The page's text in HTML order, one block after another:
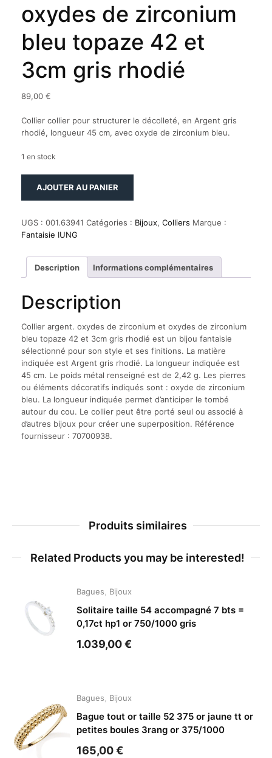
oxydes de zirconium
bleu topaze 42 et
3cm gris rhodié
89,00 €
Collier collier pour structurer le décolleté, en Argent gris
rhodié, longueur 45 cm, avec oxyde de zirconium bleu.
1 en stock
oxydes
de
oxydes
zirconium
topaze
42
et
3cm
gris
rhodié
AJOUTER AU PANIER
UGS : 001.63941 Catégories : Bijoux, Colliers Marque :
Fantaisie IUNG
Description Informations complémentaires
Description
Collier argent. oxydes de zirconium et oxydes de zirconium
bleu topaze 42 et 3cm gris rhodié est un bijou fantaisie
sélectionné pour son style et ses finitions. La matière
indiquée est Argent gris rhodié. La longueur indiquée est
45 cm. Le poids métal renseigné est de 2,42 g. Les pierres
ou éléments décoratifs indiqués sont : oxyde de zirconium
bleu. La longueur indiquée permet d’anticiper le tombé
autour du cou. Le collier peut être porté seul ou associé à
d’autres bijoux pour créer une superposition. Référence
fournisseur : 70700938.
Produits similaires
Related Products you may be interested!
Bagues Bijoux
Solitaire taille 54 accompagné 7 bts =
0,17ct hp1 or 750/1000 gris
1.039,00€
Bagues Bijoux
Bague tout or taille 52 375 or jaune tt or
petites boules 3rang or 375/1000
165,00€